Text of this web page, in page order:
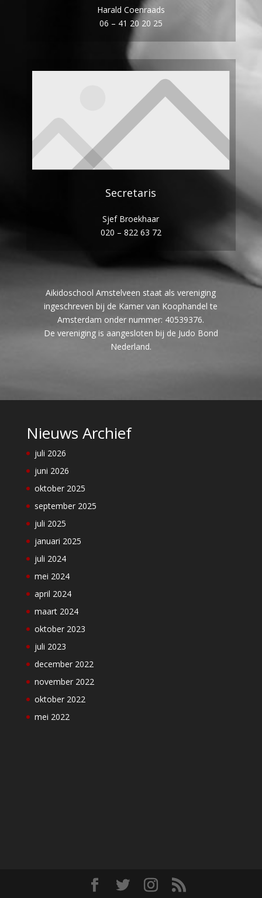
Harald Coenraads
06 – 41 20 20 25
Secretaris
Sjef Broekhaar
020 – 822 63 72
Aikidoschool Amstelveen staat als vereniging
ingeschreven bij de Kamer van Koophandel te
Amsterdam onder nummer: 40539376.
De vereniging is aangesloten bij de Judo Bond
Nederland.
Nieuws Archief
juli 2026
juni 2026
oktober 2025
september 2025
juli 2025
januari 2025
juli 2024
mei 2024
april 2024
maart 2024
oktober 2023
juli 2023
december 2022
november 2022
oktober 2022
mei 2022